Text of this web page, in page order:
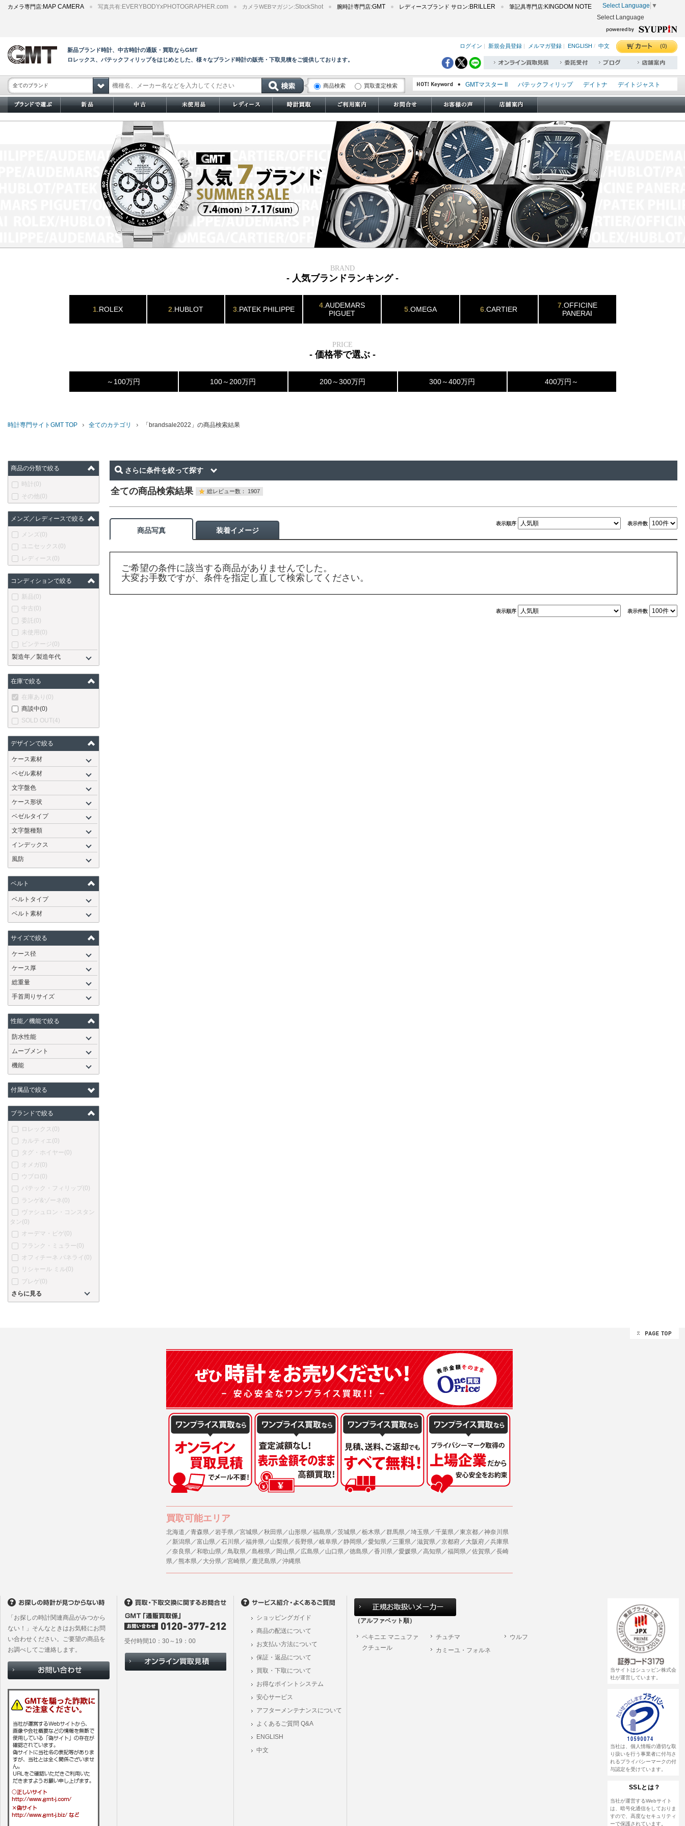
カメラ専門店: MAP CAMERA 写真共有: EVERYBODYxPHOTOGRAPHER.com カメラWEBマガジン:StockShot 腕時計専門店:GMT レディースブランド サロン: BRILLER 筆記具専門店: KINGDOM NOTE Select Language ▼
Select Language
新品ブランド時計、中古時計の通販・買取ならGMT
ロレックス、パテックフィリップをはじめとした、様々なブランド時計の販売・下取見積をご提供しております。
ログイン 新規会員登録 メルマガ登録 ENGLISH / 中文 (0)
全てのブランド 商品検索 買取査定検索 GMTマスター II パテックフィリップ デイトナ
デイトジャスト
エクスプローラー I
オイスターパーペチュアル
シードゥエラー
BRAND
- 人気ブランドランキング -
1.ROLEX 2.HUBLOT 3.PATEK PHILIPPE 4.AUDEMARS
PIGUET
5.OMEGA 6.CARTIER 7.OFFICINE
PANERAI
PRICE
- 価格帯で選ぶ -
～100万円 100～200万円 200～300万円 300～400万円 400万円～
時計専門サイトGMT TOP 全てのカテゴリ 「brandsale2022」の商品検索結果
商品の分類で絞る
時計(0)
その他(0)
メンズ／レディースで絞る
メンズ(0)
ユニセックス (0)
レディース (0)
コンディションで絞る
新品(0)
中古 (0)
委託 (0)
未使用 (0)
ビンテージ(0)
製造年／製造年代
在庫で絞る
在庫あり (0)
商談中(0)
SOLD OUT(4)
デザインで絞る
ケース素材
ベゼル素材
文字盤色
ケース形状
ベゼルタイプ
文字盤種類
インデックス
風防
ベルト
ベルトタイプ
ベルト素材
サイズで絞る
ケース径
ケース厚
総重量
手首周りサイズ
性能／機能で絞る
防水性能
ムーブメント
機能
付属品で絞る
ブランドで絞る
ロレックス (0)
カルティエ(0)
タグ・ホイヤー(0)
オメガ(0)
ウブロ (0)
パテック・フィリップ (0)
ランゲ&ゾーネ (0)
ヴァシュロン・コンスタン
タン (0)
オーデマ・ピゲ(0)
フランク・ミュラー(0)
オフィチーネ パネライ (0)
リシャール ミル(0)
ブレゲ(0)
さらに見る
さらに条件を絞って探す
全ての商品検索結果 総レビュー数： 1907
商品写真 装着イメージ
表示順序 表示件数
ご希望の条件に該当する商品がありませんでした。
大変お手数ですが、条件を指定し直して検索してください。
表示順序 表示件数
買取可能エリア
北海道／青森県／岩手県／宮城県／秋田県／山形県／福島県／茨城県／栃木県／群馬県／埼玉県／千葉県／東京都／神奈川県
／新潟県／富山県／石川県／福井県／山梨県／長野県／岐阜県／静岡県／愛知県／三重県／滋賀県／京都府／大阪府／兵庫県
／奈良県／和歌山県／鳥取県／島根県／岡山県／広島県／山口県／徳島県／香川県／愛媛県／高知県／福岡県／佐賀県／長崎
県／熊本県／大分県／宮崎県／鹿児島県／沖縄県
（アルファベット順）
ペキニエ マニュファ
クチュール
チュチマ
ウルフ
カミーユ・フォルネ
「お探しの時計関連商品がみつから
ない！」そんなときはお気軽にお問
い合わせください。ご要望の商品を
お調べしてご連絡します。
受付時間10：30～19：00
ショッピングガイド
商品の配送について
お支払い方法について
保証・返品について
買取・下取について
お得なポイントシステム
安心サービス
アフターメンテナンスについて
よくあるご質問 Q&A
ENGLISH
中文
当サイトはシュッピン株式会
社が運営しています。
当社は、個人情報の適切な取
り扱いを行う事業者に付与さ
れるプライバシーマークの付
与認定を受けています。
SSLとは？
当社が運営するWebサイト
は、暗号化通信をしておりま
すので、高度なセキュリティ
ーで保護されています。